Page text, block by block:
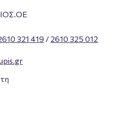
321 419 / 2610 325 012